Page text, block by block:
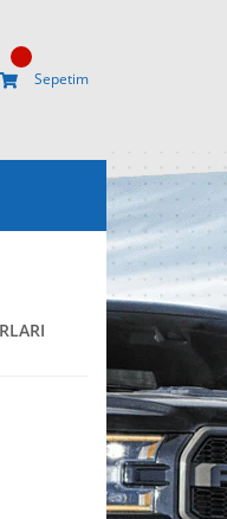
Sepetim